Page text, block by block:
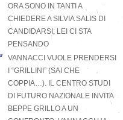
ORA SONO IN TANTI A
CHIEDERE A SILVIA SALIS DI
CANDIDARSI: LEI CI STA
PENSANDO
VANNACCI VUOLE PRENDERSI
I “GRILLINI” (SAI CHE
COPPIA…). IL CENTRO STUDI
DI FUTURO NAZIONALE INVITA
BEPPE GRILLO A UN